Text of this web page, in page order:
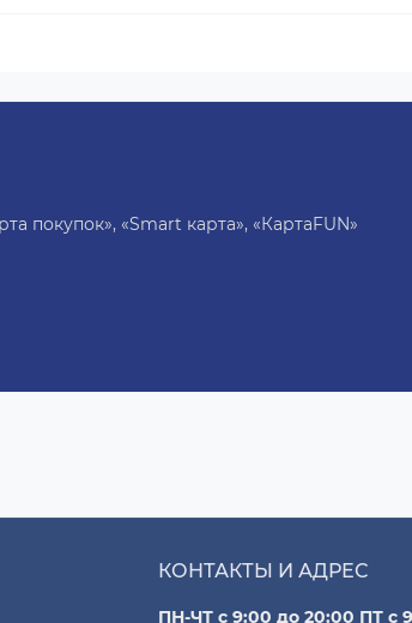
покупок», «Smart карта», «КартаFUN»
КОНТАКТЫ И АДРЕС
ПН-ЧТ с 9:00 до 20:00 ПТ с